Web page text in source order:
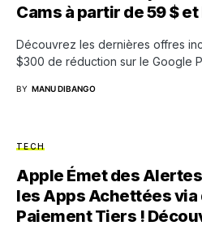
Cams à partir de 59 $
Découvrez les dernières offres
$300 de réduction sur le Google
BY MANU DIBANGO
TECH
Apple Émet des
les Apps Achettées via
Paiement Tiers !